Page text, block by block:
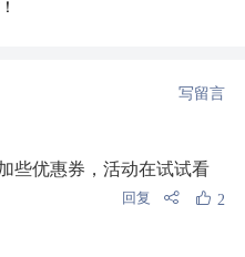
写留言
些优惠券，活动在试试看
回复 2